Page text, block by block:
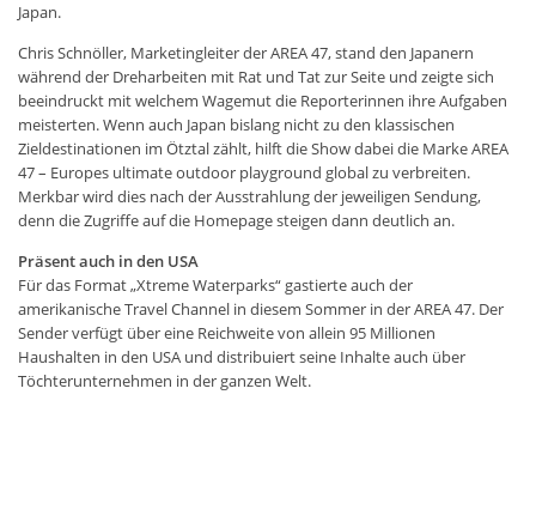
Japan.
Chris Schnöller, Marketingleiter der AREA 47, stand den Japanern
während der Dreharbeiten mit Rat und Tat zur Seite und zeigte sich
beeindruckt mit welchem Wagemut die Reporterinnen ihre Aufgaben
meisterten. Wenn auch Japan bislang nicht zu den klassischen
Zieldestinationen im Ötztal zählt, hilft die Show dabei die Marke AREA
47 – Europes ultimate outdoor playground global zu verbreiten.
Merkbar wird dies nach der Ausstrahlung der jeweiligen Sendung,
denn die Zugriffe auf die Homepage steigen dann deutlich an.
Präsent auch in den USA
Für das Format „Xtreme Waterparks“ gastierte auch der
amerikanische Travel Channel in diesem Sommer in der AREA 47. Der
Sender verfügt über eine Reichweite von allein 95 Millionen
Haushalten in den USA und distribuiert seine Inhalte auch über
Töchterunternehmen in der ganzen Welt.